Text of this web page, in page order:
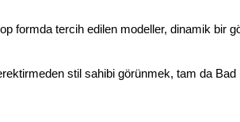
formda tercih edilen modeller, dinamik bir
stil sahibi görünmek, tam da